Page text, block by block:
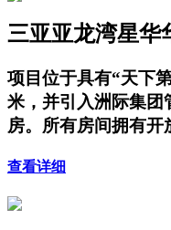
三亚亚龙湾星华
项目位于具有“天下
米，并引入洲际集团
房。所有房间拥有
查看详细